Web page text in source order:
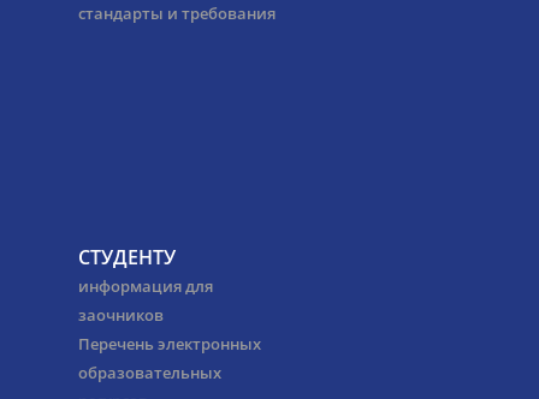
стандарты и требования
СТУДЕНТУ
информация для
заочников
Перечень электронных
образовательных